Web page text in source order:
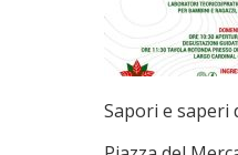
Sapori e saperi